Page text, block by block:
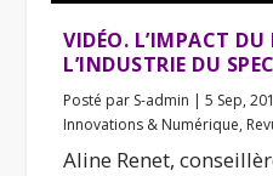
VIDÉO. L’IMPACT
L’INDUSTRIE DU
Posté par S-admin |5 Sep,
Innovations & Numérique,
Aline Renet,